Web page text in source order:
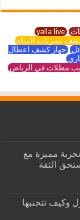
yalla live
تسربات المياه
جهاز كشف اعطال
مظلات في الرياض
مميزة مع
الثقة